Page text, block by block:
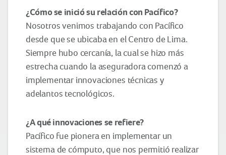
¿Cómo se inició su relacióncon Pacífico?
Nosotros venimos trabajando con Pacífico
desde que se ubicaba en el Centro de Lima.
Siempre hubo cercanía, la cual se hizo más
estrecha cuando la aseguradora comenzó a
implementar innovaciones técnicas y
adelantos tecnológicos.
¿A quéinnovacionesse refiere?
Pacífico fue pionera en implementar un
sistema de cómputo, que nos permitió realizar